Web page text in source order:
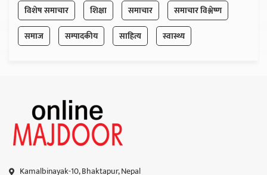
विशेष समाचार
शिक्षा समाचार
समाचार विश्लेष्ण
समाज
सम्पादकीय साहित्य स्वास्थ्य
Kamalbinayak-10, Bhaktapur, Nepal